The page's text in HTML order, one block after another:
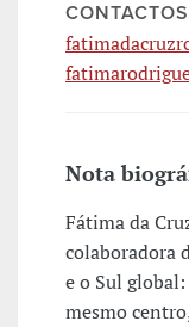
CONTACTOS
Nota
Fátima da
colaboradora
e o Sul
mesmo